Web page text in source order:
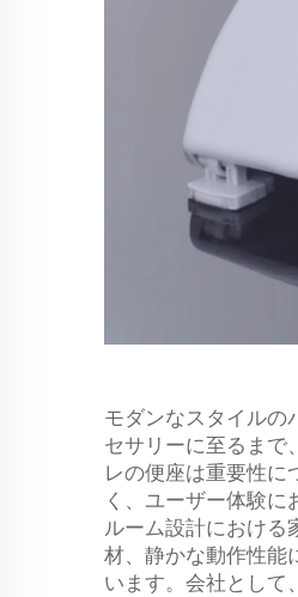
モダンなスタイルの
セサリーに至るまで
レの便座は重要性に
く、ユーザー体験
ルーム設計における
材、静かな動作性能
います。会社として